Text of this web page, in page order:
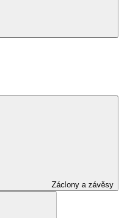
Záclony a závěsy